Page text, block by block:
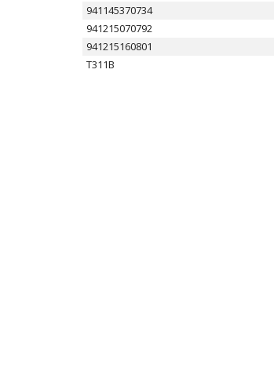
941145370734
941215070792
941215160801
T311B